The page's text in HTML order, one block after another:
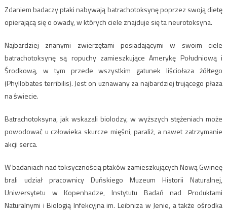
Zdaniem badaczy ptaki nabywają batrachotoksynę poprzez swoją dietę
opierającą się o owady, w których ciele znajduje się ta neurotoksyna.
Najbardziej znanymi zwierzętami posiadającymi w swoim ciele
batrachotoksynę są ropuchy zamieszkujące Amerykę Południową i
Środkową, w tym przede wszystkim gatunek liściołaza żółtego
(Phyllobates terribilis). Jest on uznawany za najbardziej trującego płaza
na świecie.
Batrachotoksyna, jak wskazali biolodzy, w wyższych stężeniach może
powodować u człowieka skurcze mięśni, paraliż, a nawet zatrzymanie
akcji serca.
W badaniach nad toksycznością ptaków zamieszkujących Nową Gwineę
brali udział pracownicy Duńskiego Muzeum Historii Naturalnej,
Uniwersytetu w Kopenhadze, Instytutu Badań nad Produktami
Naturalnymi i Biologią Infekcyjna im. Leibniza w Jenie, a także ośrodka